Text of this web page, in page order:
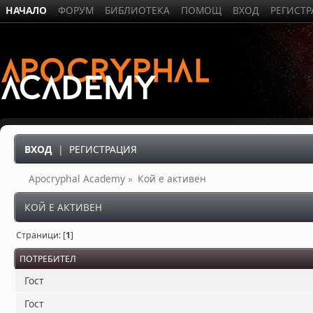
НАЧАЛО ФОРУМ БИБЛИОТЕКА ПОМОЩ ВХОД
ВХОД | РЕГИСТРАЦИЯ
Apocryphal Academy » Кой е активен
КОЙ Е АКТИВЕН
Страници: [1]
ПОТРЕБИТЕЛ
Гост
Гост